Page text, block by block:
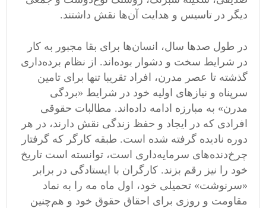
دیگر در تاسیس و هدایت آن‌ها نقش داشتند.
در طول صدها سال، انسان‌ها برای بقا مجبور به کار
در شرایط سخت و دشوار بوده‌اند. از نظام برده‌داری
گذشته تا عصر مدرن، افراد تقریبا تنها برای تامین
سرپناه و نیازهای اولیه خود در شرایط «بردگی
مدرن» به مبارزه ادامه داده‌اند. مطالبات حقوقی
افرادی که در ایجاد و حفظ زندگی نقش دارند، در هر
دوره نادیده گرفته شده است. طبقه کارگر که گرفتار
چرخ‌دنده‌های سرمایه‌داری است، توانسته است تاریخ
خود را نیز رقم بزند. کارگران با ایستادگی در برابر
«سرنوشت» تحمیلی خود، اول ماه مه را به نماد
مقاومت و روزی برای احقاق حقوق خود و هم‌چنین